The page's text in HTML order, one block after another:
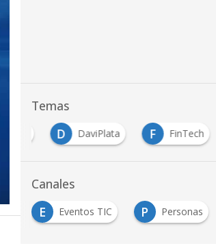
Temas
D DaviPlata F FinTech
Canales
E Eventos TIC P Personas